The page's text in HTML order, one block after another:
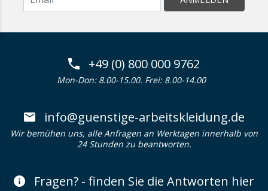
+49 (0) 800 000 9762
Mon-Don: 8.00-15.00. Frei: 8.00-14.00
info@guenstige-arbeitskleidung.de
Wir bemühen uns, alle Anfragen an Werktagen innerhalb von
24 Stunden zu beantworten.
Fragen? - finden Sie die Antworten hier